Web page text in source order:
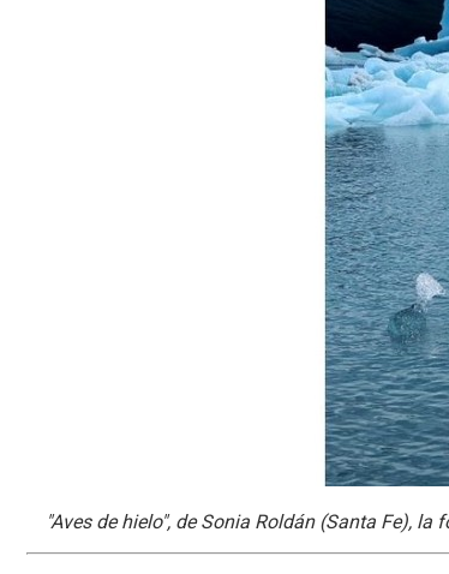
"Aves de hielo", de Sonia Roldán (Santa Fe),